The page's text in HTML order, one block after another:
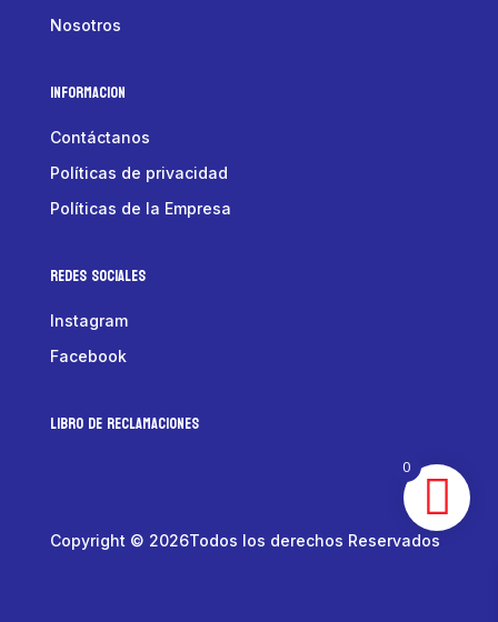
Nosotros
Informacion
Contáctanos
Políticas de privacidad
Políticas de la Empresa
Redes Sociales
Instagram
Facebook
LIBRO DE RECLAMACIONES
Copyright © 2026Todos los derechos Reservados
0